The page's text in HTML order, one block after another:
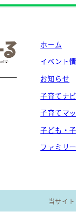
ホーム
イベント
お知らせ
子育てナビ
子育てマ
子ども・
ファミリ
当サイ